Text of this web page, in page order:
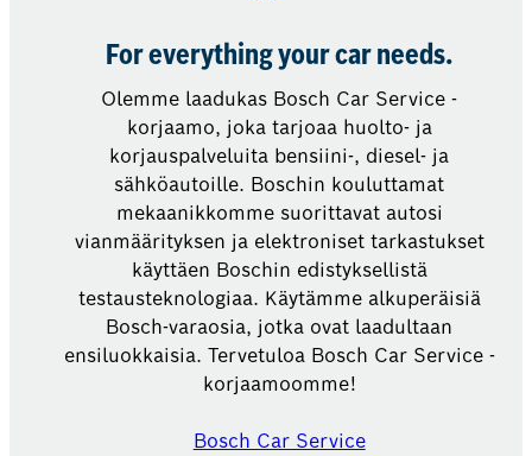
For everything your car needs.
Olemme laadukas Bosch Car Service -
korjaamo, joka tarjoaa huolto- ja
korjauspalveluita bensiini-, diesel- ja
sähköautoille. Boschin kouluttamat
mekaanikkomme suorittavat autosi
vianmäärityksen ja elektroniset tarkastukset
käyttäen Boschin edistyksellistä
testausteknologiaa. Käytämme alkuperäisiä
Bosch-varaosia, jotka ovat laadultaan
ensiluokkaisia. Tervetuloa Bosch Car Service -
korjaamoomme!
Bosch Car Service